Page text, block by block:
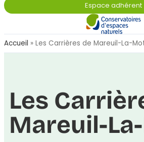
Espace adhérent
Accueil » Les Carrières de Mareuil-La-
Les
Mareuil-